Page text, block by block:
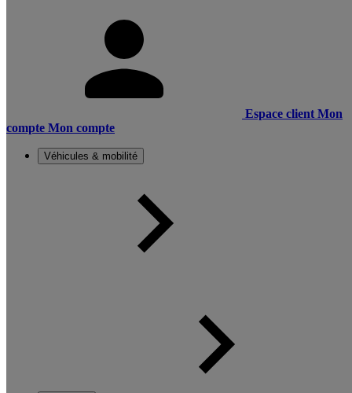
Espace client Mon
compte Mon compte
Véhicules & mobilité